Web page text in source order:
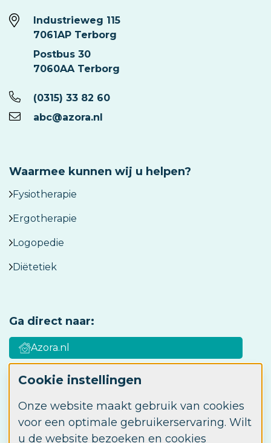
Cookie instellingen
Onze website maakt gebruik van cookies
voor een optimale gebruikerservaring. Wilt
u de website bezoeken en cookies
Industrieweg 115
7061AP Terborg
Postbus 30
7060AA Terborg
(0315) 33 82 60
abc@azora.nl
Waarmee kunnen wij u helpen?
Fysiotherapie
Ergotherapie
Logopedie
Diëtetiek
Ga direct naar:
Azora.nl
Azora Academy
Werken bij Azora